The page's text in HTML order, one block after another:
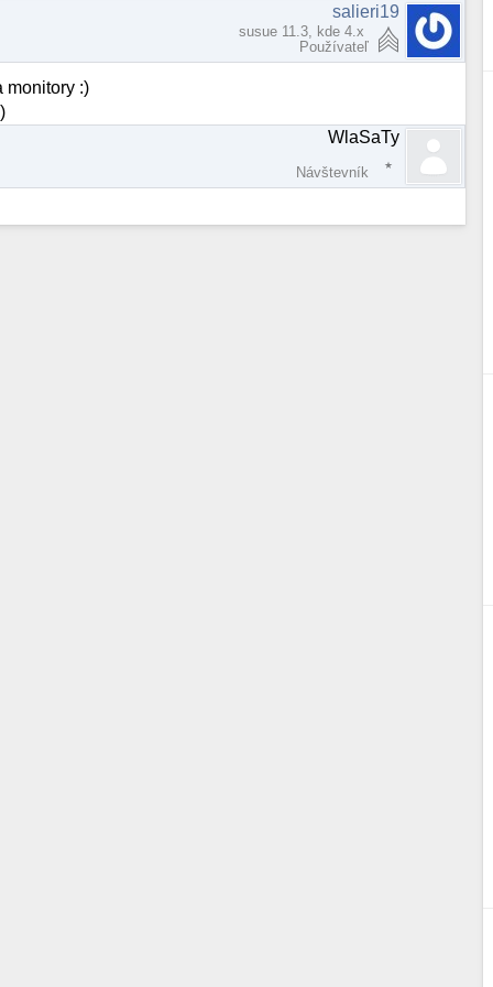
salieri19
susue 11.3, kde 4.x
Používateľ
monitory :)
WlaSaTy
Návštevník